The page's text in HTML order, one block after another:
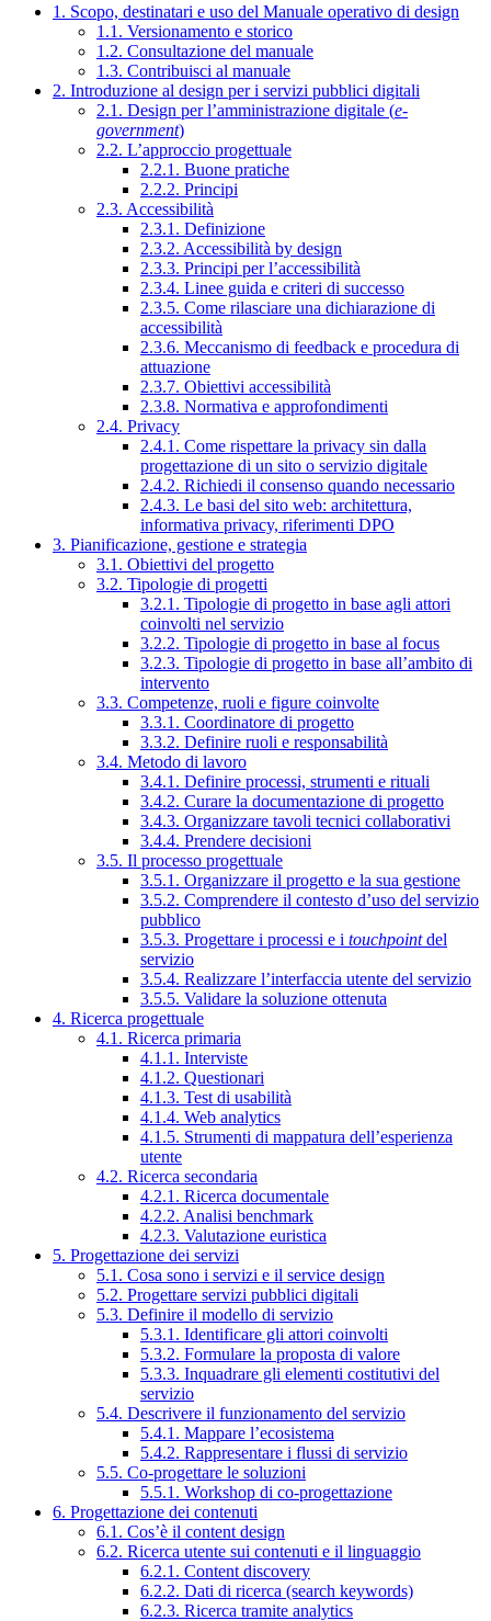
1. Scopo, destinatari e uso del Manuale operativo di design
1.1. Versionamento e storico
1.2. Consultazione del manuale
1.3. Contribuisci al manuale
2. Introduzione al design per i servizi pubblici digitali
2.1. Design per l’amministrazione digitale (e-
government)
2.2. L’approccio progettuale
2.2.1. Buone pratiche
2.2.2. Principi
2.3. Accessibilità
2.3.1. Definizione
2.3.2. Accessibilità by design
2.3.3. Principi per l’accessibilità
2.3.4. Linee guida e criteri di successo
2.3.5. Come rilasciare una dichiarazione di
accessibilità
2.3.6. Meccanismo di feedback e procedura di
attuazione
2.3.7. Obiettivi accessibilità
2.3.8. Normativa e approfondimenti
2.4. Privacy
2.4.1. Come rispettare la privacy sin dalla
progettazione di un sito o servizio digitale
2.4.2. Richiedi il consenso quando necessario
2.4.3. Le basi del sito web: architettura,
informativa privacy, riferimenti DPO
3. Pianificazione, gestione e strategia
3.1. Obiettivi del progetto
3.2. Tipologie di progetti
3.2.1. Tipologie di progetto in base agli attori
coinvolti nel servizio
3.2.2. Tipologie di progetto in base al focus
3.2.3. Tipologie di progetto in base all’ambito di
intervento
3.3. Competenze, ruoli e figure coinvolte
3.3.1. Coordinatore di progetto
3.3.2. Definire ruoli e responsabilità
3.4. Metodo di lavoro
3.4.1. Definire processi, strumenti e rituali
3.4.2. Curare la documentazione di progetto
3.4.3. Organizzare tavoli tecnici collaborativi
3.4.4. Prendere decisioni
3.5. Il processo progettuale
3.5.1. Organizzare il progetto e la sua gestione
3.5.2. Comprendere il contesto d’uso del servizio
pubblico
3.5.3. Progettare i processi e i touchpointdel
servizio
3.5.4. Realizzare l’interfaccia utente del servizio
3.5.5. Validare la soluzione ottenuta
4. Ricerca progettuale
4.1. Ricerca primaria
4.1.1. Interviste
4.1.2. Questionari
4.1.3. Test di usabilità
4.1.4. Web analytics
4.1.5. Strumenti di mappatura dell’esperienza
utente
4.2. Ricerca secondaria
4.2.1. Ricerca documentale
4.2.2. Analisi benchmark
4.2.3. Valutazione euristica
5. Progettazione dei servizi
5.1. Cosa sono i servizi e il service design
5.2. Progettare servizi pubblici digitali
5.3. Definire il modello di servizio
5.3.1. Identificare gli attori coinvolti
5.3.2. Formulare la proposta di valore
5.3.3. Inquadrare gli elementi costitutivi del
servizio
5.4. Descrivere il funzionamento del servizio
5.4.1. Mappare l’ecosistema
5.4.2. Rappresentare i flussi di servizio
5.5. Co-progettare le soluzioni
5.5.1. Workshop di co-progettazione
6. Progettazione dei contenuti
6.1. Cos’è il content design
6.2. Ricerca utente sui contenuti e il linguaggio
6.2.1. Content discovery
6.2.2. Dati di ricerca (search keywords)
6.2.3. Ricerca tramite analytics